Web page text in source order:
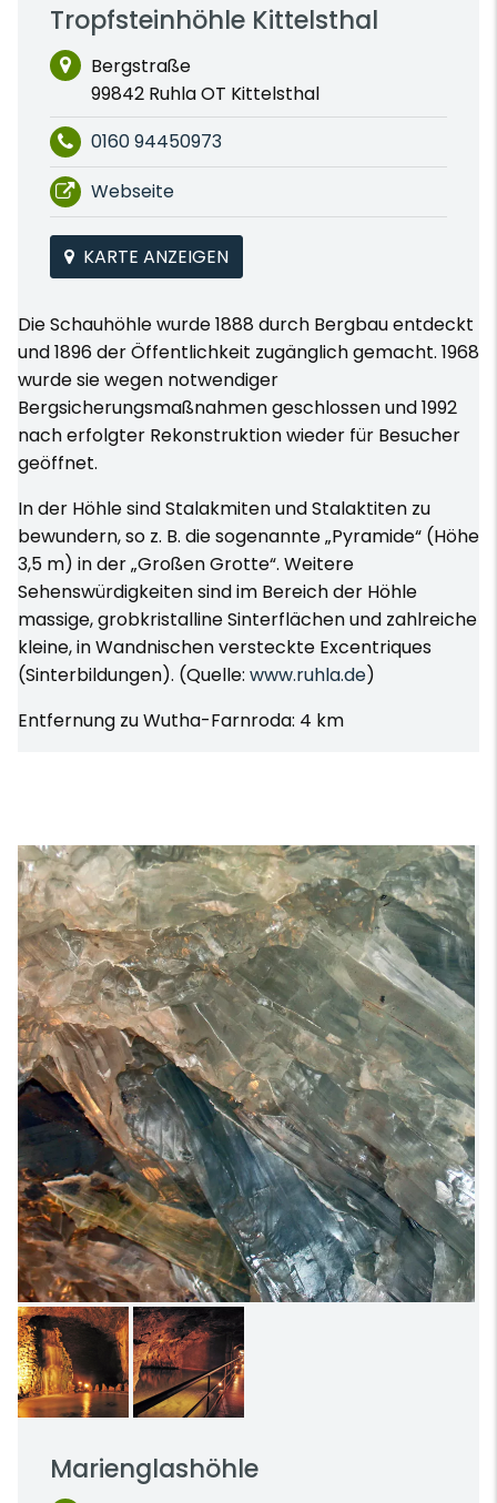
Tropfsteinhöhle Kittelsthal
Bergstraße
99842 Ruhla OT Kittelsthal
0160 94450973
Webseite
KARTE ANZEIGEN
Die Schauhöhle wurde 1888 durch Bergbau entdeckt
und 1896 der Öffentlichkeit zugänglich gemacht. 1968
wurde sie wegen notwendiger
Bergsicherungsmaßnahmen geschlossen und 1992
nach erfolgter Rekonstruktion wieder für Besucher
geöffnet.
In der Höhle sind Stalakmiten und Stalaktiten zu
bewundern, so z. B. die sogenannte „Pyramide“ (Höhe
3,5 m) in der „Großen Grotte“. Weitere
Sehenswürdigkeiten sind im Bereich der Höhle
massige, grobkristalline Sinterflächen und zahlreiche
kleine, in Wandnischen versteckte Excentriques
(Sinterbildungen). (Quelle: www.ruhla.de)
Entfernung zu Wutha-Farnroda: 4 km
Marienglashöhle